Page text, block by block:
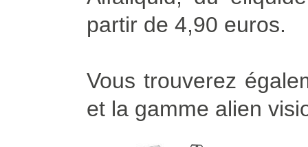
partir de 4,90 euros.
Vous trouverez
et la gamme alien